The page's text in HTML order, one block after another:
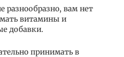
разнообразно, вам нет
витамины и
добавки.
принимать в